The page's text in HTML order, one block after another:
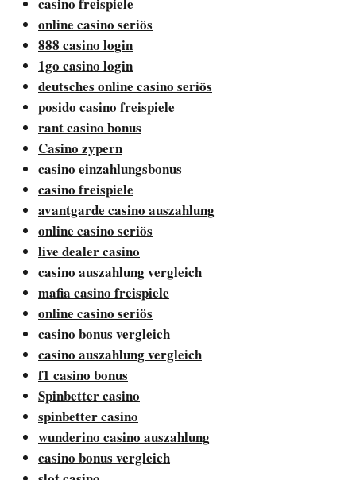
online casino seriös
888 casino login
1go casino login
deutsches online casino seriös
posido casino freispiele
rant casino bonus
Casino zypern
casino einzahlungsbonus
casino freispiele
avantgarde casino auszahlung
online casino seriös
live dealer casino
casino auszahlung vergleich
mafia casino freispiele
online casino seriös
casino bonus vergleich
casino auszahlung vergleich
f1 casino bonus
Spinbetter casino
spinbetter casino
wunderino casino auszahlung
casino bonus vergleich